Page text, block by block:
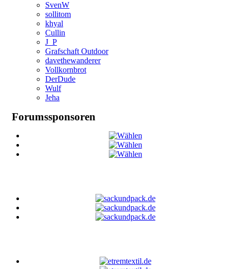
SvenW
sollitom
khyal
Cullin
J_P
Grafschaft Outdoor
davethewanderer
Vollkornbrot
DerDude
Wulf
Jeha
Forumssponsoren